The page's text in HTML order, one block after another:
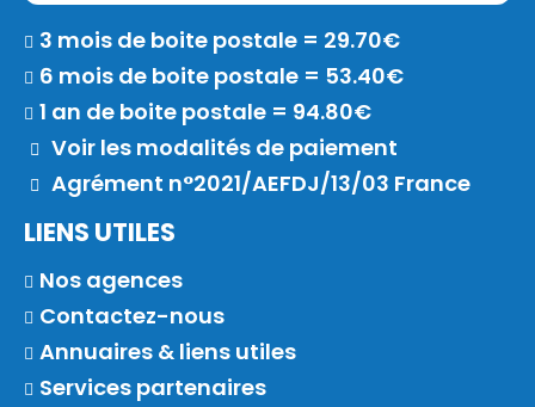
3 mois de boite postale = 29.70€
6 mois de boite postale = 53.40€
1 an de boite postale = 94.80€
Voir les modalités de paiement
Agrément n°2021/AEFDJ/13/03 France
LIENS UTILES
Nos agences
Contactez-nous
Annuaires & liens utiles
Services partenaires